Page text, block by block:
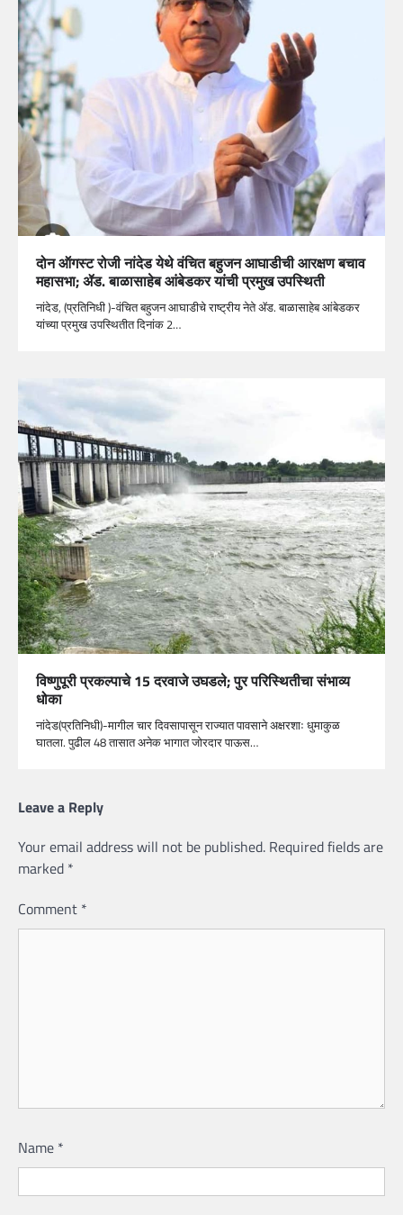
दोन ऑगस्ट रोजी नांदेड येथे वंचित बहुजन आघाडीची आरक्षण बचाव
महासभा; ॲड. बाळासाहेब आंबेडकर यांची प्रमुख उपस्थिती
नांदेड, (प्रतिनिधी )-वंचित बहुजन आघाडीचे राष्ट्रीय नेते ॲड. बाळासाहेब आंबेडकर
यांच्या प्रमुख उपस्थितीत दिनांक 2…
विष्णुपूरी प्रकल्पाचे 15 दरवाजे उघडले; पुर परिस्थितीचा संभाव्य
धोका
नांदेड(प्रतिनिधी)-मागील चार दिवसापासून राज्यात पावसाने अक्षरशाः धुमाकुळ
घातला. पुढील 48 तासात अनेक भागात जोरदार पाऊस…
Leave a Reply
Your email address will not be published. Required fields are
marked *
Comment *
Name *